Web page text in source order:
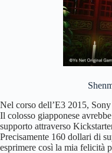
Nel corso dell’E3 2015,
Il colosso giapponese
supporto attraverso
Precisamente 160 dollari di
esprimere così la mia felicità